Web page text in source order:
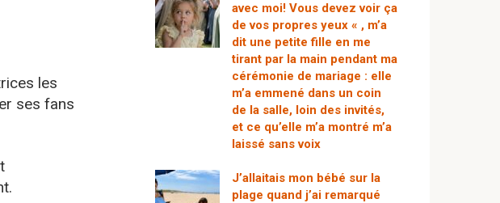
les
ses fans
avec moi! Vous devez voir ça
de vos propres yeux « , m’a
dit une petite fille en me
tirant par la main pendant ma
cérémonie de mariage : elle
m’a emmené dans un coin
de la salle, loin des invités,
et ce qu’elle m’a montré m’a
laissé sans voix
J’allaitais mon bébé sur la
plage quand j’ai remarqué